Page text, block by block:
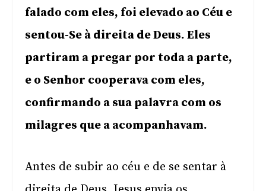
falado com eles, foi elevado ao Céu e
sentou-Se à direita de Deus. Eles
partiram a pregar por toda a parte,
e o Senhor cooperava com eles,
confirmando a sua palavra com os
milagres que a acompanhavam.
Antes de subir ao céu e de se sentar à